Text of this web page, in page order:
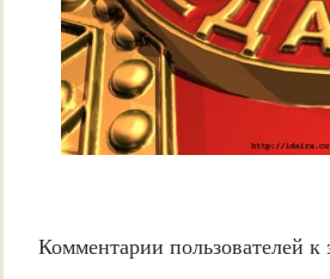
Комментарии пользователей к